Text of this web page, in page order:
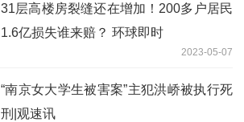
31层高楼房裂缝还在增加！200多户居民
1.6亿损失谁来赔？ 环球即时
2023-05-07
“南京女大学生被害案”主犯洪峤被执行死
刑|观速讯